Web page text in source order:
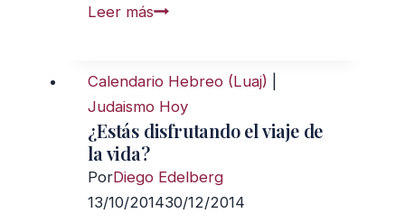
Leer másGuía
beAv
5786
—
Bet
El
Calendario Hebreo (Luaj)
Judaismo Hoy
¿Estás disfrutando el viaje de
la vida?
PorDiego Edelberg
13/10/201430/12/2014